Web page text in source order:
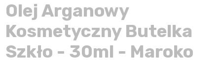
Olej Arganowy
Kosmetyczny Butelka
Szkło - 30ml - Maroko